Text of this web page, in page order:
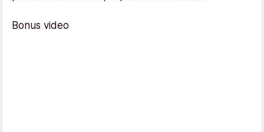
Bonus video